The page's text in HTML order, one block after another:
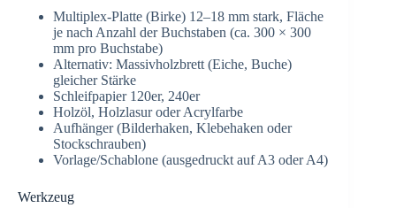
Multiplex-Platte (Birke) 12–18 mm stark, Fläche
je nach Anzahl der Buchstaben (ca. 300 × 300
mm pro Buchstabe)
Alternativ: Massivholzbrett (Eiche, Buche)
gleicher Stärke
Schleifpapier 120er, 240er
Holzöl, Holzlasur oder Acrylfarbe
Aufhänger (Bilderhaken, Klebehaken oder
Stockschrauben)
Vorlage/Schablone (ausgedruckt auf A3 oder A4)
Werkzeug